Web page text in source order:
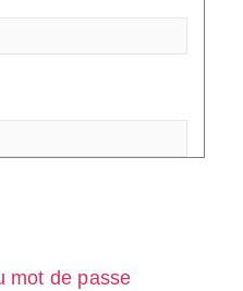
mot de passe